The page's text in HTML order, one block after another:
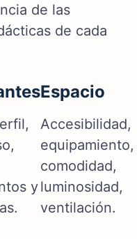
de las
de cada
y
Espacio
Accesibilidad,
equipamiento,
comodidad,
luminosidad,
ventilación.